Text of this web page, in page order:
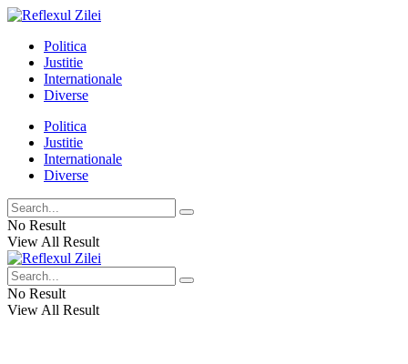
Politica
Justitie
Internationale
Diverse
Politica
Justitie
Internationale
Diverse
No Result
View All Result
No Result
View All Result